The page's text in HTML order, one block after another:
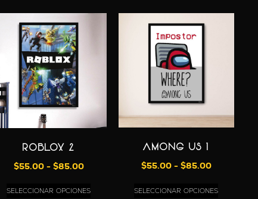
ROBLOX 2
$55.00 - $85.00
SELECCIONAR OPCIONES
AMONG US 1
$55.00 - $85.00
SELECCIONAR OPCIONES